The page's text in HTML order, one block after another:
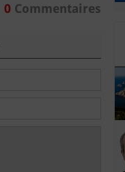
0Commentaires